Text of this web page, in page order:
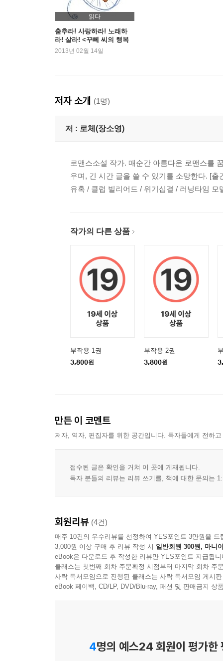
읽다
춤추라! 사랑하라! 노래하
라! 살라! <꾸뻬 씨의 행복
여행>
2013년 02월 14일
저자 소개 (1명)
저 : 로체(장소영)
로맨스소설 작가. 매순간 아름다운 로맨스를
우며, 긴 시간 글을 쓸 수 있기를 소망한다. [
유혹 / 클럽 빌리어드 / 위기십결 / 러닝타임
작가의 다른 상품
부작용 1권
3,800원
부작용 2권
3,800원
만든 이 코멘트
저자, 역자, 편집자를 위한 공간입니다. 독자들에게 전하
접수된 글은 확인을 거쳐 이 곳에 게재됩니다.
독자 분들의 리뷰는 리뷰 쓰기를, 책에 대한 문의는
회원리뷰 (4건)
매주 10건의 우수리뷰를 선정하여 YES포인트 3만원을 드
3,000원 이상 구매 후 리뷰 작성 시 일반회원 300원, 마니
eBook은 다운로드 후 작성한 리뷰만 YES포인트 지급됩니
클래스는 첫번째 회차 주문확정 시점부터 마지막 회차 주
사락 독서모임으로 진행된 클래스는 사락 독서모임 게시
eBook 페이백, CD/LP, DVD/Blu-ray, 패션 및 판매금지 상
4명의 예스24 회원이 평가한